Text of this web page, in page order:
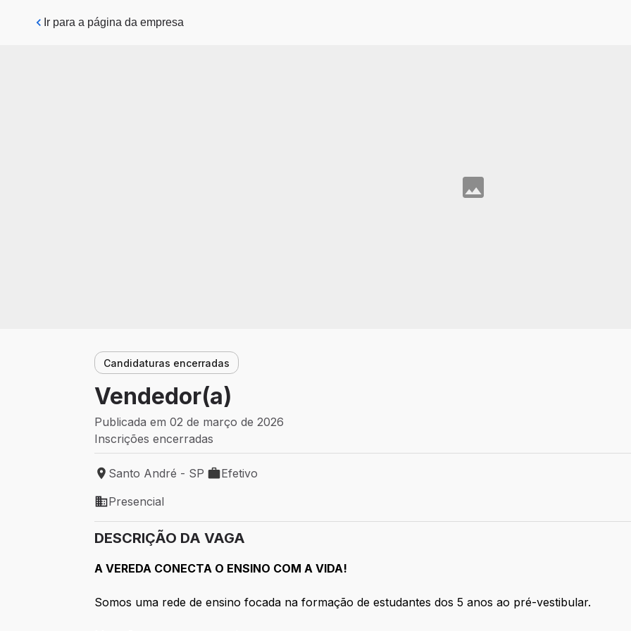
Pular para o conteúdo principal
Ir para a página da empresa
Candidaturas encerradas
Vendedor(a)
Publicada em 02 de março de 2026
Inscrições encerradas
Local de trabalho: Santo André - SP
Santo André - SP
Tipo de vaga: Efetivo
Efetivo
Modelo de trabalho: Presencial
Presencial
DESCRIÇÃO DA VAGA
A VEREDA CONECTA O ENSINO COM A VIDA!
Somos uma rede de ensino focada na formação de estudantes dos 5 anos ao pré-vestibular.